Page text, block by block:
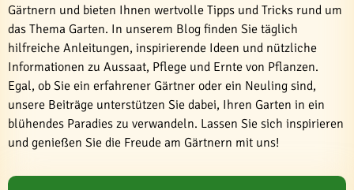
Gärtnern und bieten Ihnen wertvolle Tipps und Tricks rund um
das Thema Garten. In unserem Blog finden Sie täglich
hilfreiche Anleitungen, inspirierende Ideen und nützliche
Informationen zu Aussaat, Pflege und Ernte von Pflanzen.
Egal, ob Sie ein erfahrener Gärtner oder ein Neuling sind,
unsere Beiträge unterstützen Sie dabei, Ihren Garten in ein
blühendes Paradies zu verwandeln. Lassen Sie sich inspirieren
und genießen Sie die Freude am Gärtnern mit uns!